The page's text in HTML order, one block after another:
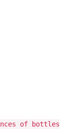
of bottles